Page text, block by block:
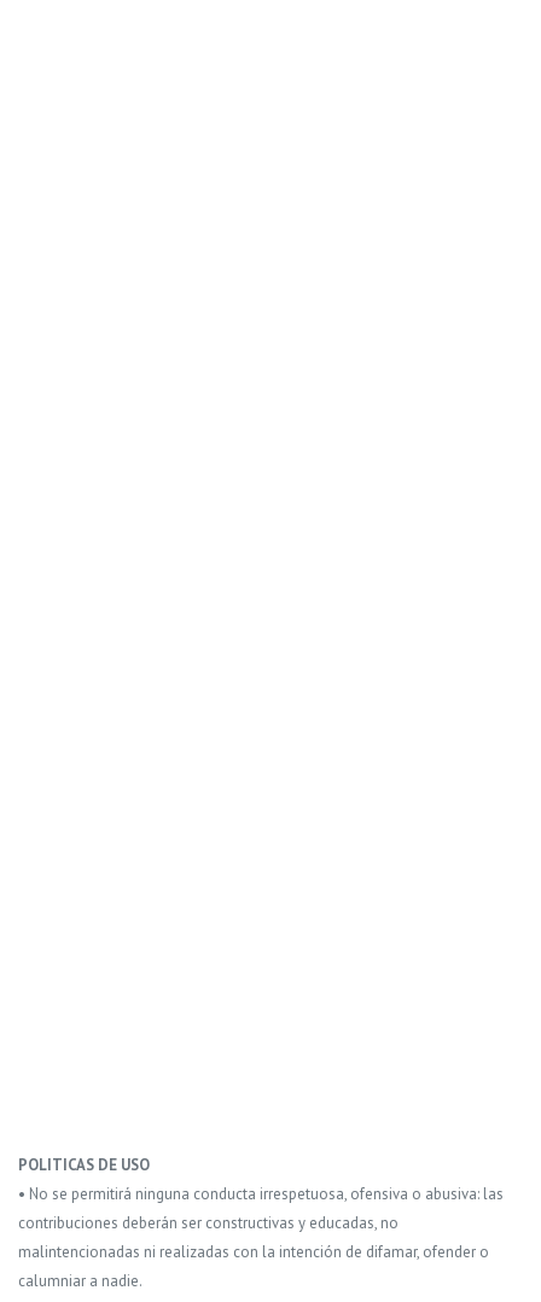
POLITICAS DE USO
• No se permitirá ninguna conducta irrespetuosa, ofensiva o abusiva: las
contribuciones deberán ser constructivas y educadas, no
malintencionadas ni realizadas con la intención de difamar, ofender o
calumniar a nadie.